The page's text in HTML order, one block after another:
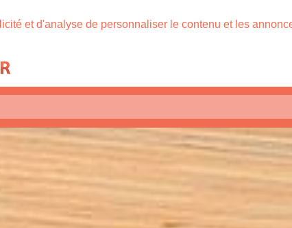
et d'analyse de personnaliser le contenu et les